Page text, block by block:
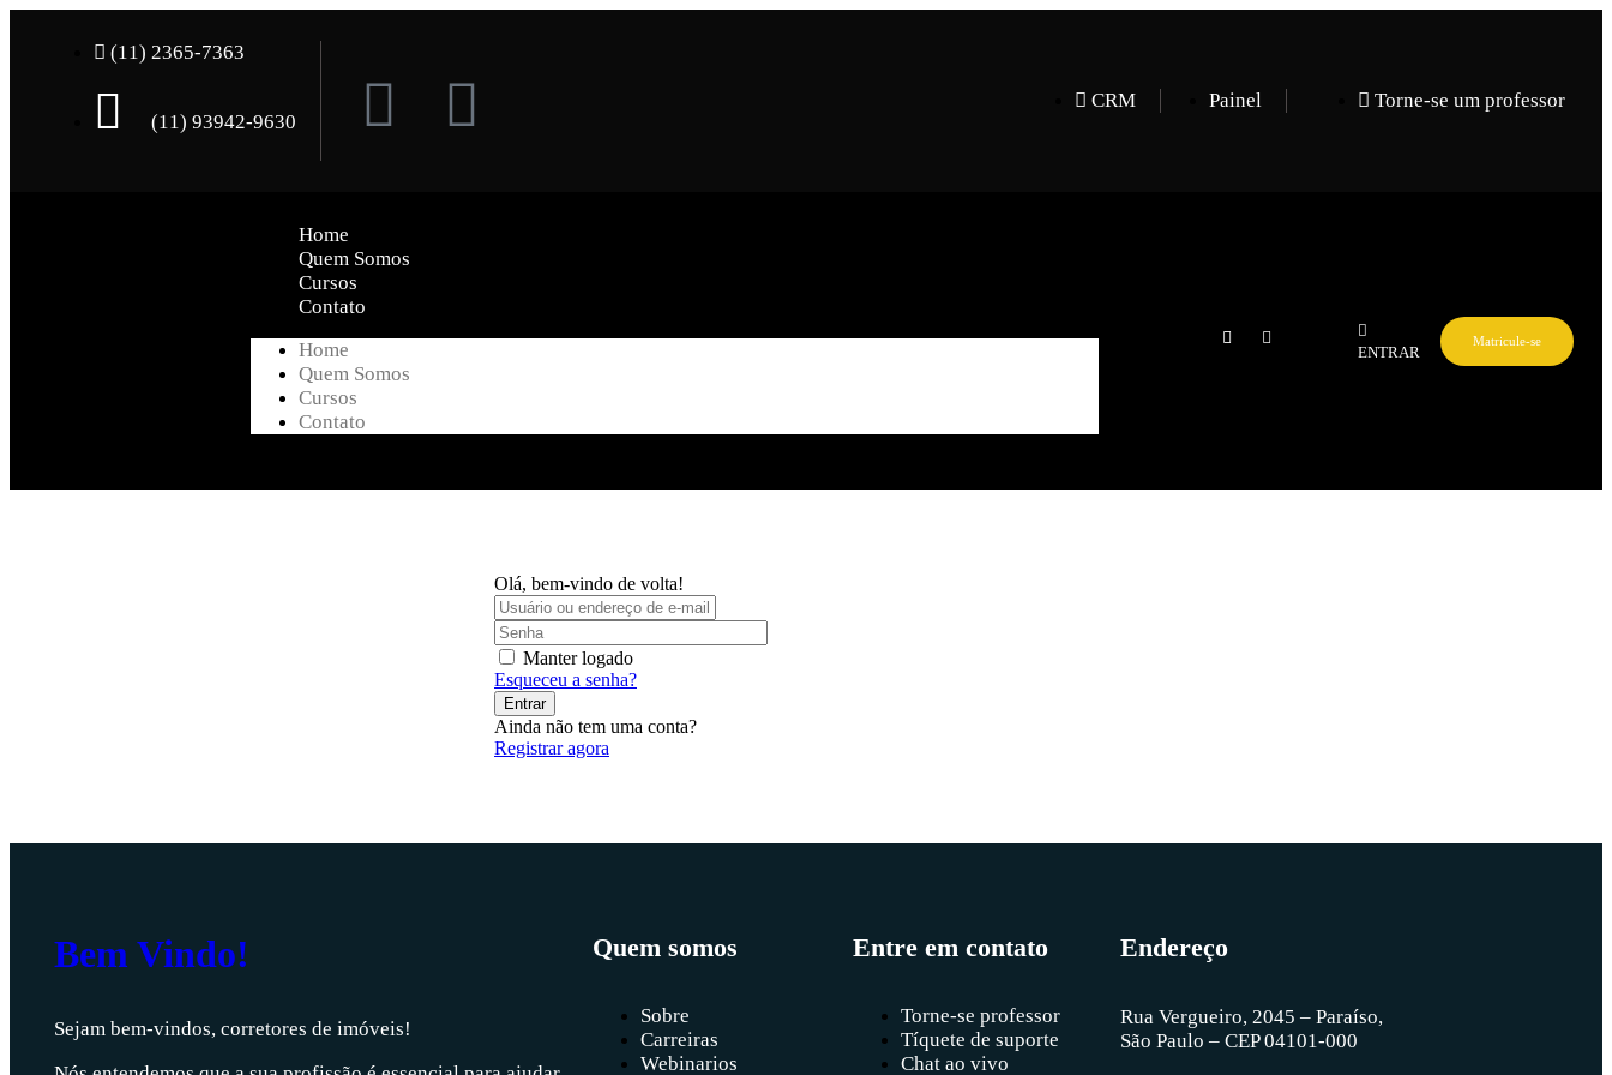
(11) 2365-7363
(11) 93942-9630
CRM Painel Torne-se um professor
Home
Quem Somos
Cursos
Contato
Home
Quem Somos
Cursos
Contato
ENTRAR
Matricule-se
Olá, bem-vindo de volta!
Manter logado
Esqueceu a senha?
Entrar
Ainda não tem uma conta?
Registrar agora
Bem Vindo!
Sejam bem-vindos, corretores de imóveis!
Quem somos
Sobre
Carreiras
Webinarios
Entre em contato
Torne-se professor
Tíquete de suporte
Chat ao vivo
Endereço
Rua Vergueiro, 2045 – Paraíso,
São Paulo – CEP 04101-000